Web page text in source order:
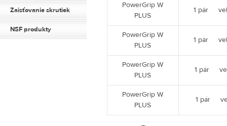
Zaisťovanie skrutiek
NSF produkty
PowerGrip W
PLUS
1 pár
PowerGrip W
PLUS
1 pár
PowerGrip W
PLUS
1 pár
PowerGrip W
PLUS
1 pár